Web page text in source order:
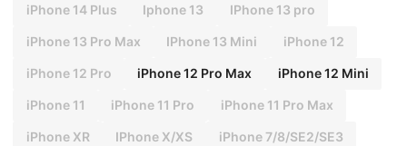
iPhone 14 Plus Iphone 13 IPhone 13 pro
iPhone 13 Pro Max IPhone 13 Mini iPhone 12
iPhone 12 Pro iPhone 12 Pro Max iPhone 12 Mini
iPhone 11 iPhone 11 Pro iPhone 11 Pro Max
iPhone XR IPhone X/XS iPhone 7/8/SE2/SE3